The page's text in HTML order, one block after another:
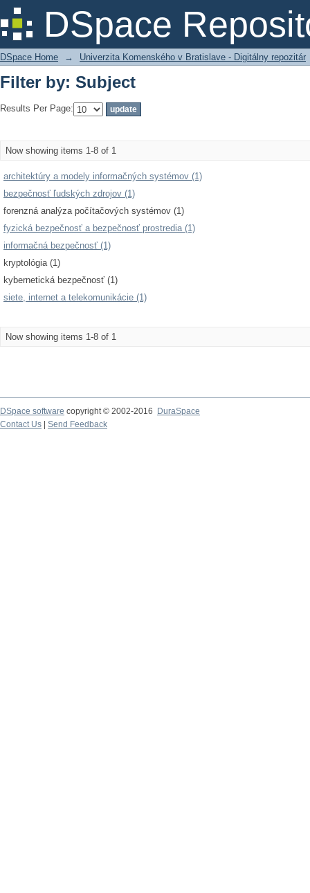
DSpace
Filter by: Subject
DSpace Home → Univerzita Komenského v Bratislave - Digitálny repozitár
Filter by: Subject
Results Per Page:
Now showing items 1-8 of 1
architektúry a modely informačných systémov (1)
bezpečnosť ľudských zdrojov (1)
forenzná analýza počítačových systémov (1)
fyzická bezpečnosť a bezpečnosť prostredia (1)
informačná bezpečnosť (1)
kryptológia (1)
kybernetická bezpečnosť (1)
siete, internet a telekomunikácie (1)
Now showing items 1-8 of 1
DSpace software copyright © 2002-2016
DuraSpace
Contact Us
Send Feedback